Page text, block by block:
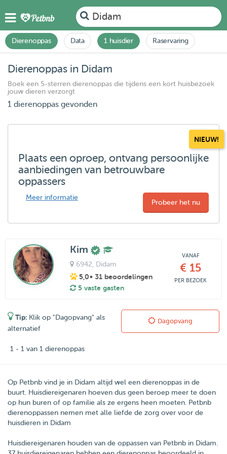
Didam
Dierenoppas Data 1 huisdier Raservaring
Dierenoppas in Didam
Boek een 5-sterren dierenoppas die tijdens een kort huisbezoek
jouw dieren verzorgt
1 dierenoppas gevonden
NIEUW!
Plaats een oproep, ontvang persoonlijke
aanbiedingen van betrouwbare
oppassers
Meer informatie
Probeer het nu
Kim
6942 , Didam
5,0• 31 beoordelingen
5 vaste gasten
VANAF
€ 15
PER BEZOEK
Tip: Klik op "Dagopvang" als
alternatief
Dagopvang
1 - 1 van 1 dierenoppas
Op Petbnb vind je in Didam altijd wel een dierenoppas in de
buurt. Huisdiereigenaren hoeven dus geen beroep meer te doen
op hun buren of op familie als ze ergens heen moeten. Petbnb
dierenoppassen nemen met alle liefde de zorg over voor de
huisdieren in Didam
Huisdiereigenaren houden van de oppassen van Petbnb in Didam